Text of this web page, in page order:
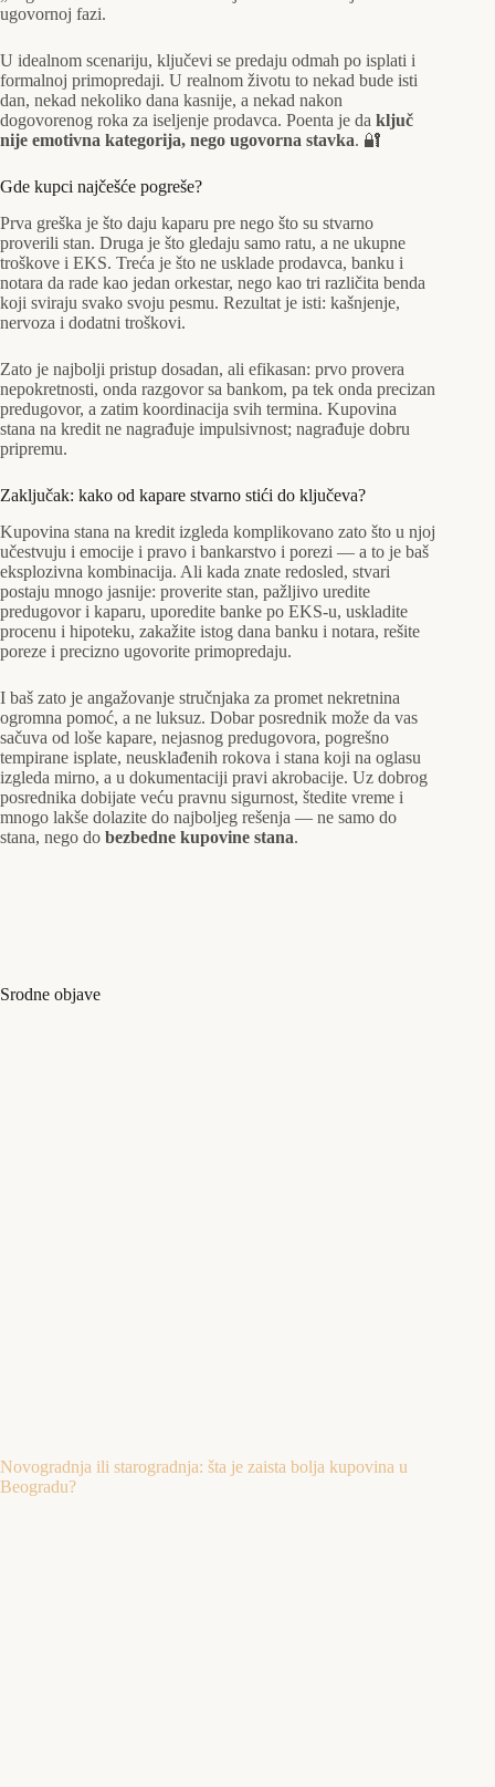
ugovornoj fazi.
U idealnom scenariju, ključevi se predaju odmah po isplati i
formalnoj primopredaji. U realnom životu to nekad bude isti
dan, nekad nekoliko dana kasnije, a nekad nakon
dogovorenog roka za iseljenje prodavca. Poenta je da ključ
nije emotivna kategorija, nego ugovorna stavka. 🔐
Gde kupci najčešće pogreše?
Prva greška je što daju kaparu pre nego što su stvarno
proverili stan. Druga je što gledaju samo ratu, a ne ukupne
troškove i EKS. Treća je što ne usklade prodavca, banku i
notara da rade kao jedan orkestar, nego kao tri različita benda
koji sviraju svako svoju pesmu. Rezultat je isti: kašnjenje,
nervoza i dodatni troškovi.
Zato je najbolji pristup dosadan, ali efikasan: prvo provera
nepokretnosti, onda razgovor sa bankom, pa tek onda precizan
predugovor, a zatim koordinacija svih termina. Kupovina
stana na kredit ne nagrađuje impulsivnost; nagrađuje dobru
pripremu.
Zaključak: kako od kapare stvarno stići do ključeva?
Kupovina stana na kredit izgleda komplikovano zato što u njoj
učestvuju i emocije i pravo i bankarstvo i porezi — a to je baš
eksplozivna kombinacija. Ali kada znate redosled, stvari
postaju mnogo jasnije: proverite stan, pažljivo uredite
predugovor i kaparu, uporedite banke po EKS-u, uskladite
procenu i hipoteku, zakažite istog dana banku i notara, rešite
poreze i precizno ugovorite primopredaju.
I baš zato je angažovanje stručnjaka za promet nekretnina
ogromna pomoć, a ne luksuz. Dobar posrednik može da vas
sačuva od loše kapare, nejasnog predugovora, pogrešno
tempirane isplate, neusklađenih rokova i stana koji na oglasu
izgleda mirno, a u dokumentaciji pravi akrobacije. Uz dobrog
posrednika dobijate veću pravnu sigurnost, štedite vreme i
mnogo lakše dolazite do najboljeg rešenja — ne samo do
stana, nego do bezbedne kupovine stana.
Srodne objave
Novogradnja ili starogradnja: šta je zaista bolja kupovina u
Beogradu?